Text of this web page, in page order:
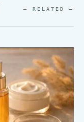
— RELATED —